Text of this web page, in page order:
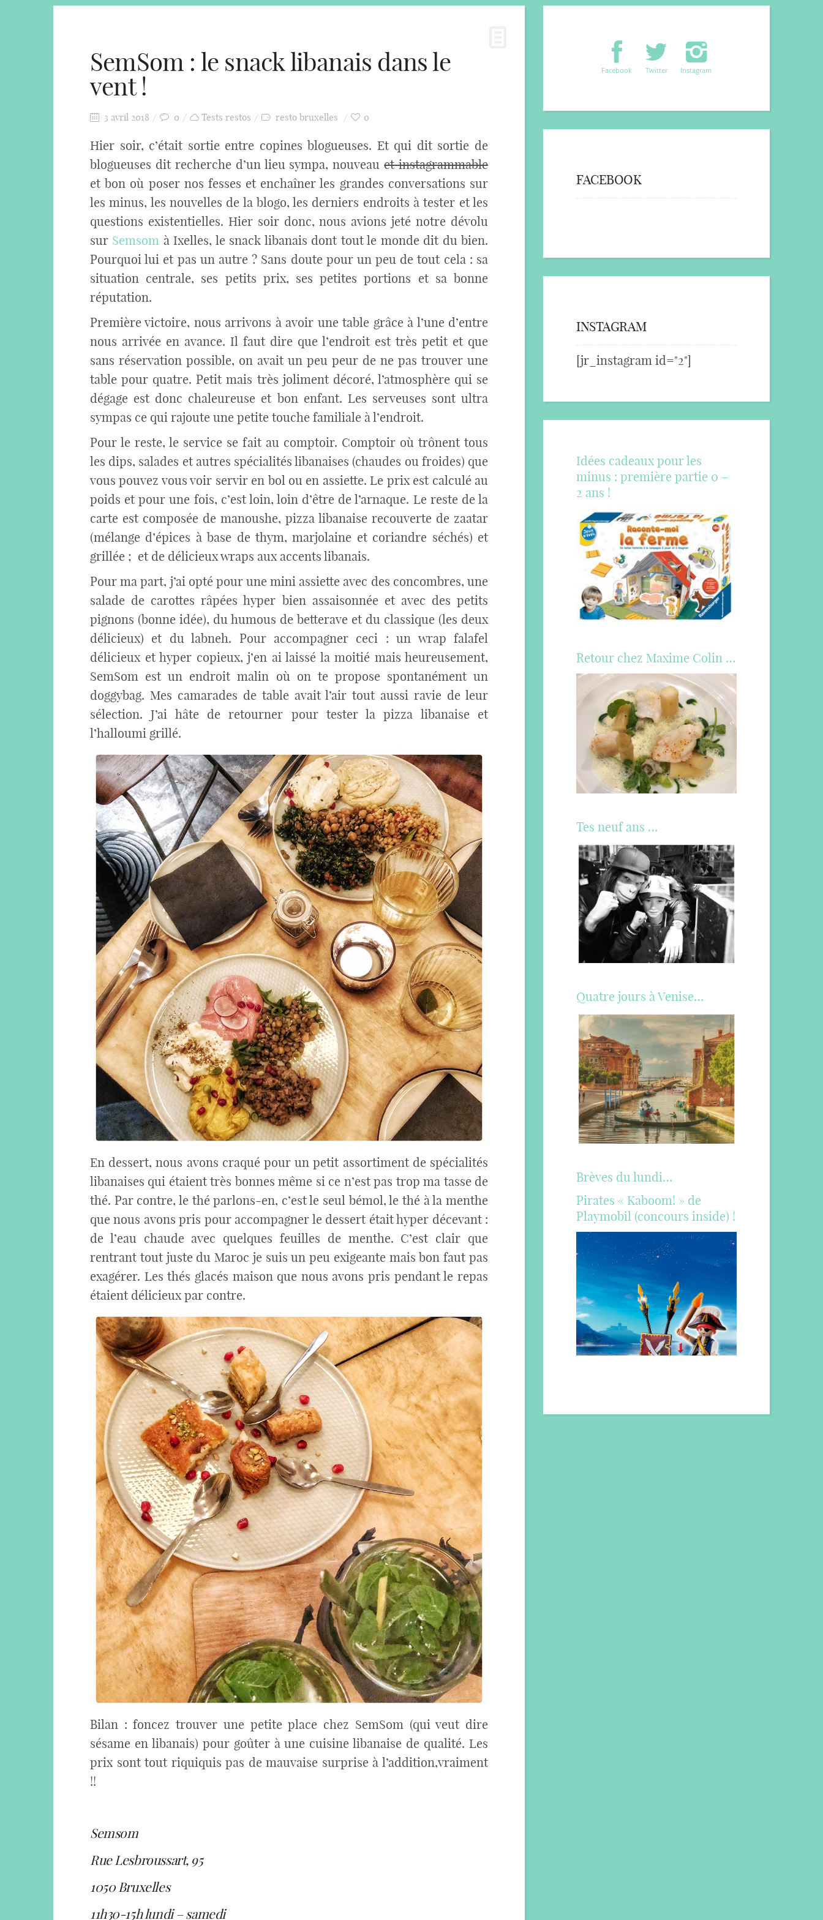
SemSom : le snack libanais dans le
vent !
3 avril 2018 0 Tests restos resto bruxelles 0
Hier soir, c’était sortie entre copines blogueuses. Et qui dit sortie de
blogueuses dit recherche d’un lieu sympa, nouveauet instagrammable
et bon où poser nos fesses et enchaîner les grandes conversations sur
les minus, les nouvelles de la blogo, les derniers endroits à tester et les
questions existentielles. Hier soir donc, nous avions jeté notre dévolu
sur Semsom à Ixelles, le snack libanais dont tout le monde dit du bien.
Pourquoi lui et pas un autre ? Sans doute pour un peu de tout cela : sa
situation centrale, ses petits prix, ses petites portions et sa bonne
réputation.
Première victoire, nous arrivons à avoir une table grâce à l’une d’entre
nous arrivée en avance. Il faut dire que l’endroit est très petit et que
sans réservation possible, on avait un peu peur de ne pas trouver une
table pour quatre. Petit mais très joliment décoré, l’atmosphère qui se
dégage est donc chaleureuse et bon enfant. Les serveuses sont ultra
sympas ce qui rajoute une petite touche familiale à l’endroit.
Pour le reste, le service se fait au comptoir. Comptoir où trônent tous
les dips, salades et autres spécialités libanaises (chaudes ou froides) que
vous pouvez vous voir servir en bol ou en assiette. Le prix est calculé au
poids et pour une fois, c’est loin, loin d’être de l’arnaque. Le reste de la
carte est composée de manoushe, pizza libanaise recouverte de zaatar
(mélange d’épices à base de thym, marjolaine et coriandre séchés) et
grillée ; et de délicieux wraps aux accents libanais.
Pour ma part, j’ai opté pour une mini assiette avec des concombres, une
salade de carottes râpées hyper bien assaisonnée et avec des petits
pignons (bonne idée), du humous de betterave et du classique (les deux
délicieux) et du labneh. Pour accompagner ceci : un wrap falafel
délicieux et hyper copieux, j’en ai laissé la moitié mais heureusement,
SemSom est un endroit malin où on te propose spontanément un
doggybag. Mes camarades de table avait l’air tout aussi ravie de leur
sélection. J’ai hâte de retourner pour tester la pizza libanaise et
l’halloumi grillé.
En dessert, nous avons craqué pour un petit assortiment de spécialités
libanaises qui étaient très bonnes même si ce n’est pas trop ma tasse de
thé. Par contre, le thé parlons-en, c’est le seul bémol, le thé à la menthe
que nous avons pris pour accompagner le dessert était hyper décevant :
de l’eau chaude avec quelques feuilles de menthe. C’est clair que
rentrant tout juste du Maroc je suis un peu exigeante mais bon faut pas
exagérer. Les thés glacés maison que nous avons pris pendant le repas
étaient délicieux par contre.
Bilan : foncez trouver une petite place chez SemSom (qui veut dire
sésame en libanais) pour goûter à une cuisine libanaise de qualité. Les
prix sont tout riquiquis pas de mauvaise surprise à l’addition,vraiment
!!
Semsom
Rue Lesbroussart, 95
1050 Bruxelles
11h30-15h lundi – samedi
Facebook Twitter Instagram
FACEBOOK
INSTAGRAM
[jr_instagram id="2"]
Idées cadeaux pour les
minus : première partie 0 –
2 ans !
Retour chez Maxime Colin …
Tes neuf ans …
Quatre jours à Venise…
Brèves du lundi…
Pirates « Kaboom! » de
Playmobil (concours inside) !